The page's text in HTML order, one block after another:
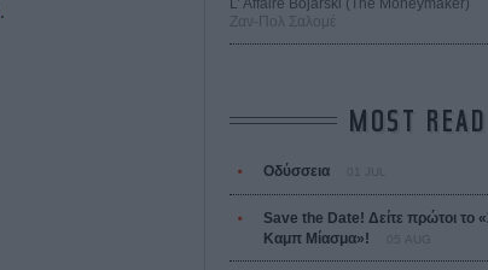
.
L’ Affaire Bojarski (The Moneymaker)
Ζαν-Πολ Σαλομέ
MOST READ
Οδύσσεια
Save the Date! Δείτε πρώτοι το
Καμπ Μίασμα»!